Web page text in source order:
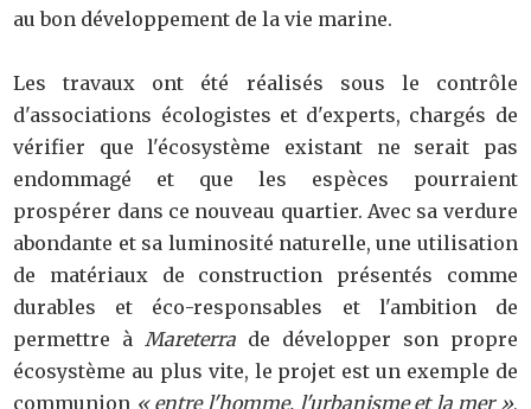
au bon développement de la vie marine.
Les travaux ont été réalisés sous le contrôle
d'associations écologistes et d'experts, chargés de
vérifier que l'écosystème existant ne serait pas
endommagé et que les espèces pourraient
prospérer dans ce nouveau quartier. Avec sa verdure
abondante et sa luminosité naturelle, une utilisation
de matériaux de construction présentés comme
durables et éco-responsables et l'ambition de
permettre à Mareterra de développer son propre
écosystème au plus vite, le projet est un exemple de
communion « entre l'homme, l'urbanisme et la mer »,